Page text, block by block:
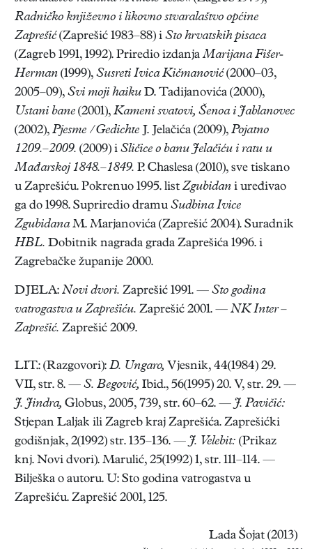
Radničko književno i likovno stvaralaštvo općine
Zaprešić (Zaprešić 1983–88) i Sto hrvatskih pisaca
(Zagreb 1991, 1992). Priredio izdanjaMarijana Fišer-
Herman (1999), Susreti Ivica Kičmanović (2000–03,
2005–09), Svi moji haiku D. Tadijanovića (2000),
Ustani bane (2001), Kameni svatovi, Šenoa i Jablanovec
(2002), Pjesme / Gedichte J. Jelačića (2009), Pojatno
1209.–2009. (2009) i Sličice o banu Jelačiću i ratu u
Mađarskoj 1848.–1849. P. Chaslesa (2010), sve tiskano
u Zaprešiću. Pokrenuo 1995. list Zgubidan i uređivao
ga do 1998. Supriredio dramu Sudbina Ivice
ZgubidanaM. Marjanovića (Zaprešić 2004). Suradnik
HBL. Dobitnik nagrada grada Zaprešića 1996. i
Zagrebačke županije 2000.
DJELA: Novi dvori. Zaprešić 1991. — Sto godina
vatrogastva u Zaprešiću. Zaprešić 2001. — NK Inter –
Zaprešić. Zaprešić 2009.
LIT.: (Razgovori): D. Ungaro, Vjesnik, 44(1984) 29.
VII, str. 8. — S. Begović, Ibid., 56(1995) 20. V, str. 29. —
J. Jindra, Globus, 2005, 739, str. 60–62. — J. Pavičić:
Stjepan Laljak ili Zagreb kraj Zaprešića. Zaprešićki
godišnjak, 2(1992) str. 135–136. — J. Velebit: (Prikaz
knj. Novi dvori). Marulić, 25(1992) 1, str. 111–114. —
Bilješka o autoru. U: Sto godina vatrogastva u
Zaprešiću. Zaprešić 2001, 125.
Lada Šojat (2013)